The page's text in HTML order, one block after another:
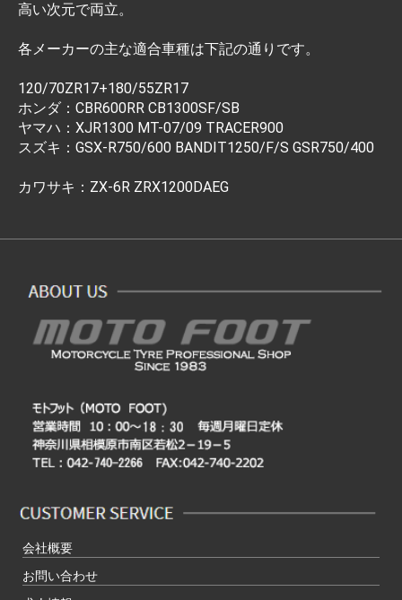
高い次元で両立。
各メーカーの主な適合車種は下記の通りです。
120/70ZR17+180/55ZR17
ホンダ：CBR600RR CB1300SF/SB
ヤマハ：XJR1300 MT-07/09 TRACER900
スズキ：GSX-R750/600 BANDIT1250/F/S GSR750/400
カワサキ：ZX-6R ZRX1200DAEG
会社概要
お問い合わせ